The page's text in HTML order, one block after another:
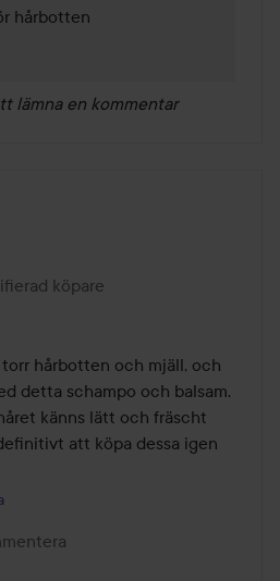
hårbotten
lämna en kommentar
1 år
köpare
hårbotten och mjäll, och
detta schampo och balsam.
känns lätt och fräscht
att köpa dessa igen